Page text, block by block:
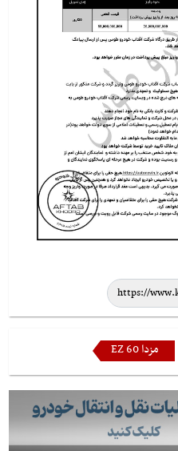
مزدا EZ 60